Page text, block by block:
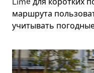
маршрута
учитывать